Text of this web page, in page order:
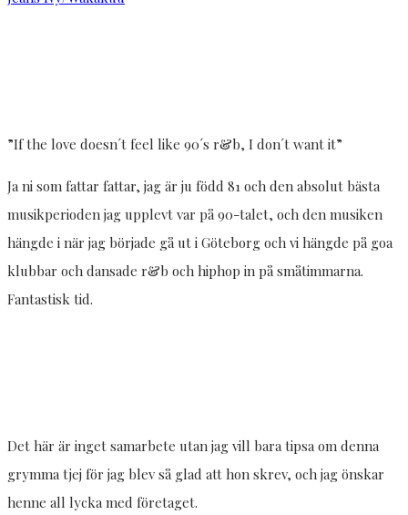
”If the love doesn´t feel like 90´s r&b, I don´t want it”
Ja ni som fattar fattar, jag är ju född 81 och den absolut bästa
musikperioden jag upplevt var på 90-talet, och den musiken
hängde i när jag började gå ut i Göteborg och vi hängde på goa
klubbar och dansade r&b och hiphop in på småtimmarna.
Fantastisk tid.
Det här är inget samarbete utan jag vill bara tipsa om denna
grymma tjej för jag blev så glad att hon skrev, och jag önskar
henne all lycka med företaget.